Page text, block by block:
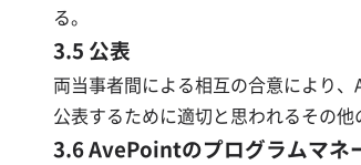
る。
3.5 公表
両当事者間による相互の合意により
公表するために適切と思われるその
3.6 AvePointのプログラムマネ